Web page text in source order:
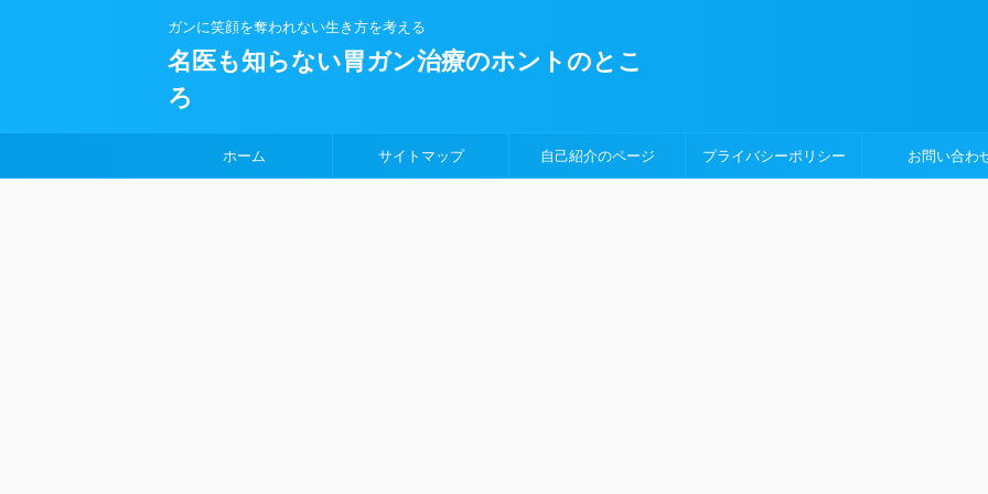
ガンに笑顔を奪われない生き方を考える
名医も知らない胃ガン治療のホントのとこ
ろ
ホーム サイトマップ 自己紹介のページ プライバシーポリシー お問い合わ